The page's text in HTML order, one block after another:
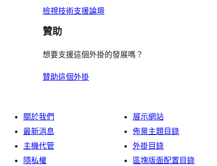
論
評
檢視技術支援論壇
贊助
想要支援這個外掛的發展嗎？
贊助這個外掛
關於我們
最新消息
主機代管
隱私權
展示網站
佈景主題目錄
外掛目錄
區塊版面配置目錄